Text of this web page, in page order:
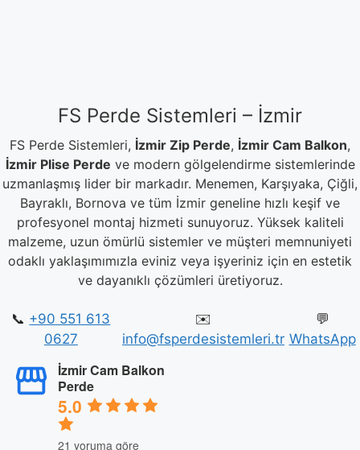
FS Perde Sistemleri – İzmir
FS Perde Sistemleri, İzmir Zip Perde, İzmir Cam Balkon,
İzmir Plise Perde ve modern gölgelendirme sistemlerinde
uzmanlaşmış lider bir markadır. Menemen, Karşıyaka, Çiğli,
Bayraklı, Bornova ve tüm İzmir geneline hızlı keşif ve
profesyonel montaj hizmeti sunuyoruz. Yüksek kaliteli
malzeme, uzun ömürlü sistemler ve müşteri memnuniyeti
odaklı yaklaşımımızla eviniz veya işyeriniz için en estetik
ve dayanıklı çözümleri üretiyoruz.
📞 +90 551 613
0627
✉️
info@fsperdesistemleri.tr
💬
WhatsApp
İzmir Cam Balkon
Perde
5.0
21 yoruma göre